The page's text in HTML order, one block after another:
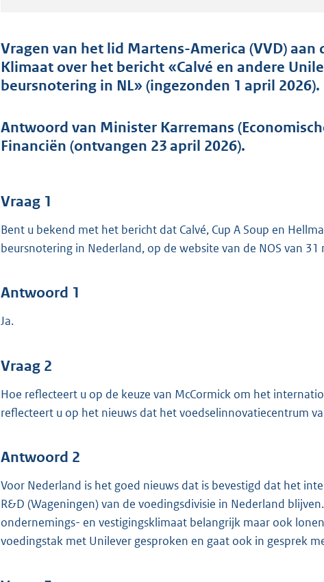
t
t
Vragen van het lid Martens-America (VVD)
Klimaat over het bericht «Calvé en andere
beursnotering in NL» (ingezonden 1 april 2026).
Antwoord van Minister Karremans
Financiën (ontvangen 23 april 2026).
Vraag 1
Bent u bekend met het bericht dat Calvé, Cup A Soup en
beursnotering in Nederland, op de website van de NOS van 31
Antwoord 1
Ja.
Vraag 2
Hoe reflecteert u op de keuze van McCormick om het
reflecteert u op het nieuws dat het voedselinnovatiecentrum
Antwoord 2
Voor Nederland is het goed nieuws dat is bevestigd dat het
R&D (Wageningen) van de voedingsdivisie in Nederland
ondernemings- en vestigingsklimaat belangrijk maar ook
voedingstak met Unilever gesproken en gaat ook in gesprek